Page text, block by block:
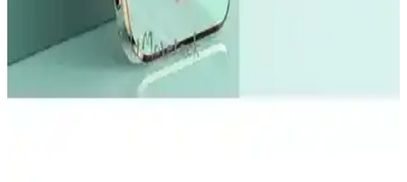
YoungKit Apple iPhone 14 Pro Max Kılıfı:
Dayanıklı ve Estetik Koruma Çözümü
YoungKit iPhone 14 Pro Max kılıfı, dayanıklı malzeme ve şeffaf
tasarımıyla üstün koruma sağlar, estetik ve fonksiyonelliği bir arada
sunar, çevre dostudur ve manyetik şarj uyumludur.